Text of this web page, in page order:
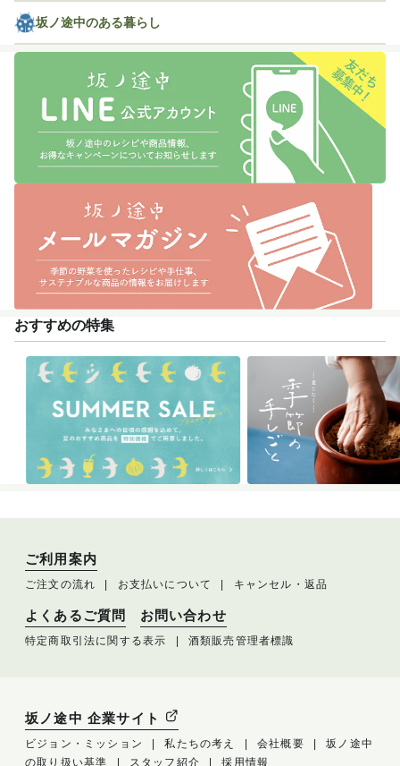
坂ノ途中のある暮らし
おすすめの特集
ご利用案内
ご注文の流れ お支払いについて キャンセル・返品
よくあるご質問 お問い合わせ
特定商取引法に関する表示 酒類販売管理者標識
坂ノ途中 企業サイト
ビジョン・ミッション 私たちの考え 会社概要
坂ノ途中
の取り扱い基準
スタッフ紹介 採用情報